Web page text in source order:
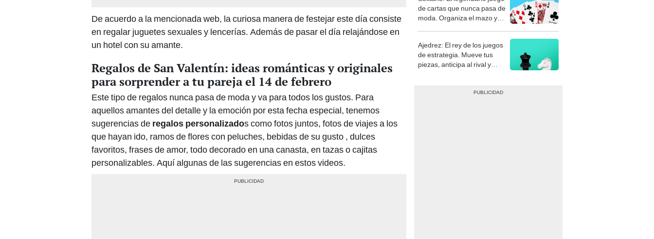
De acuerdo a la mencionada web, la curiosa manera de festejar este día consiste
en regalar juguetes sexuales y lencerías. Además de pasar el día relajándose en
un hotel con su amante.
Regalos de San Valentín: ideas románticas y originales
para sorprender a tu pareja el 14 de febrero
Este tipo de regalos nunca pasa de moda y va para todos los gustos. Para
aquellos amantes del detalle y la emoción por esta fecha especial, tenemos
sugerencias de regalos personalizados como fotos juntos, fotos de viajes a los
que hayan ido, ramos de flores con peluches, bebidas de su gusto , dulces
favoritos, frases de amor, todo decorado en una canasta, en tazas o cajitas
personalizables. Aquí algunas de las sugerencias en estos videos.
de cartas que nunca pasa de
moda. Organiza el mazo y
Ajedrez: El rey de los juegos
de estrategia. Mueve tus
piezas, anticipa al rival y